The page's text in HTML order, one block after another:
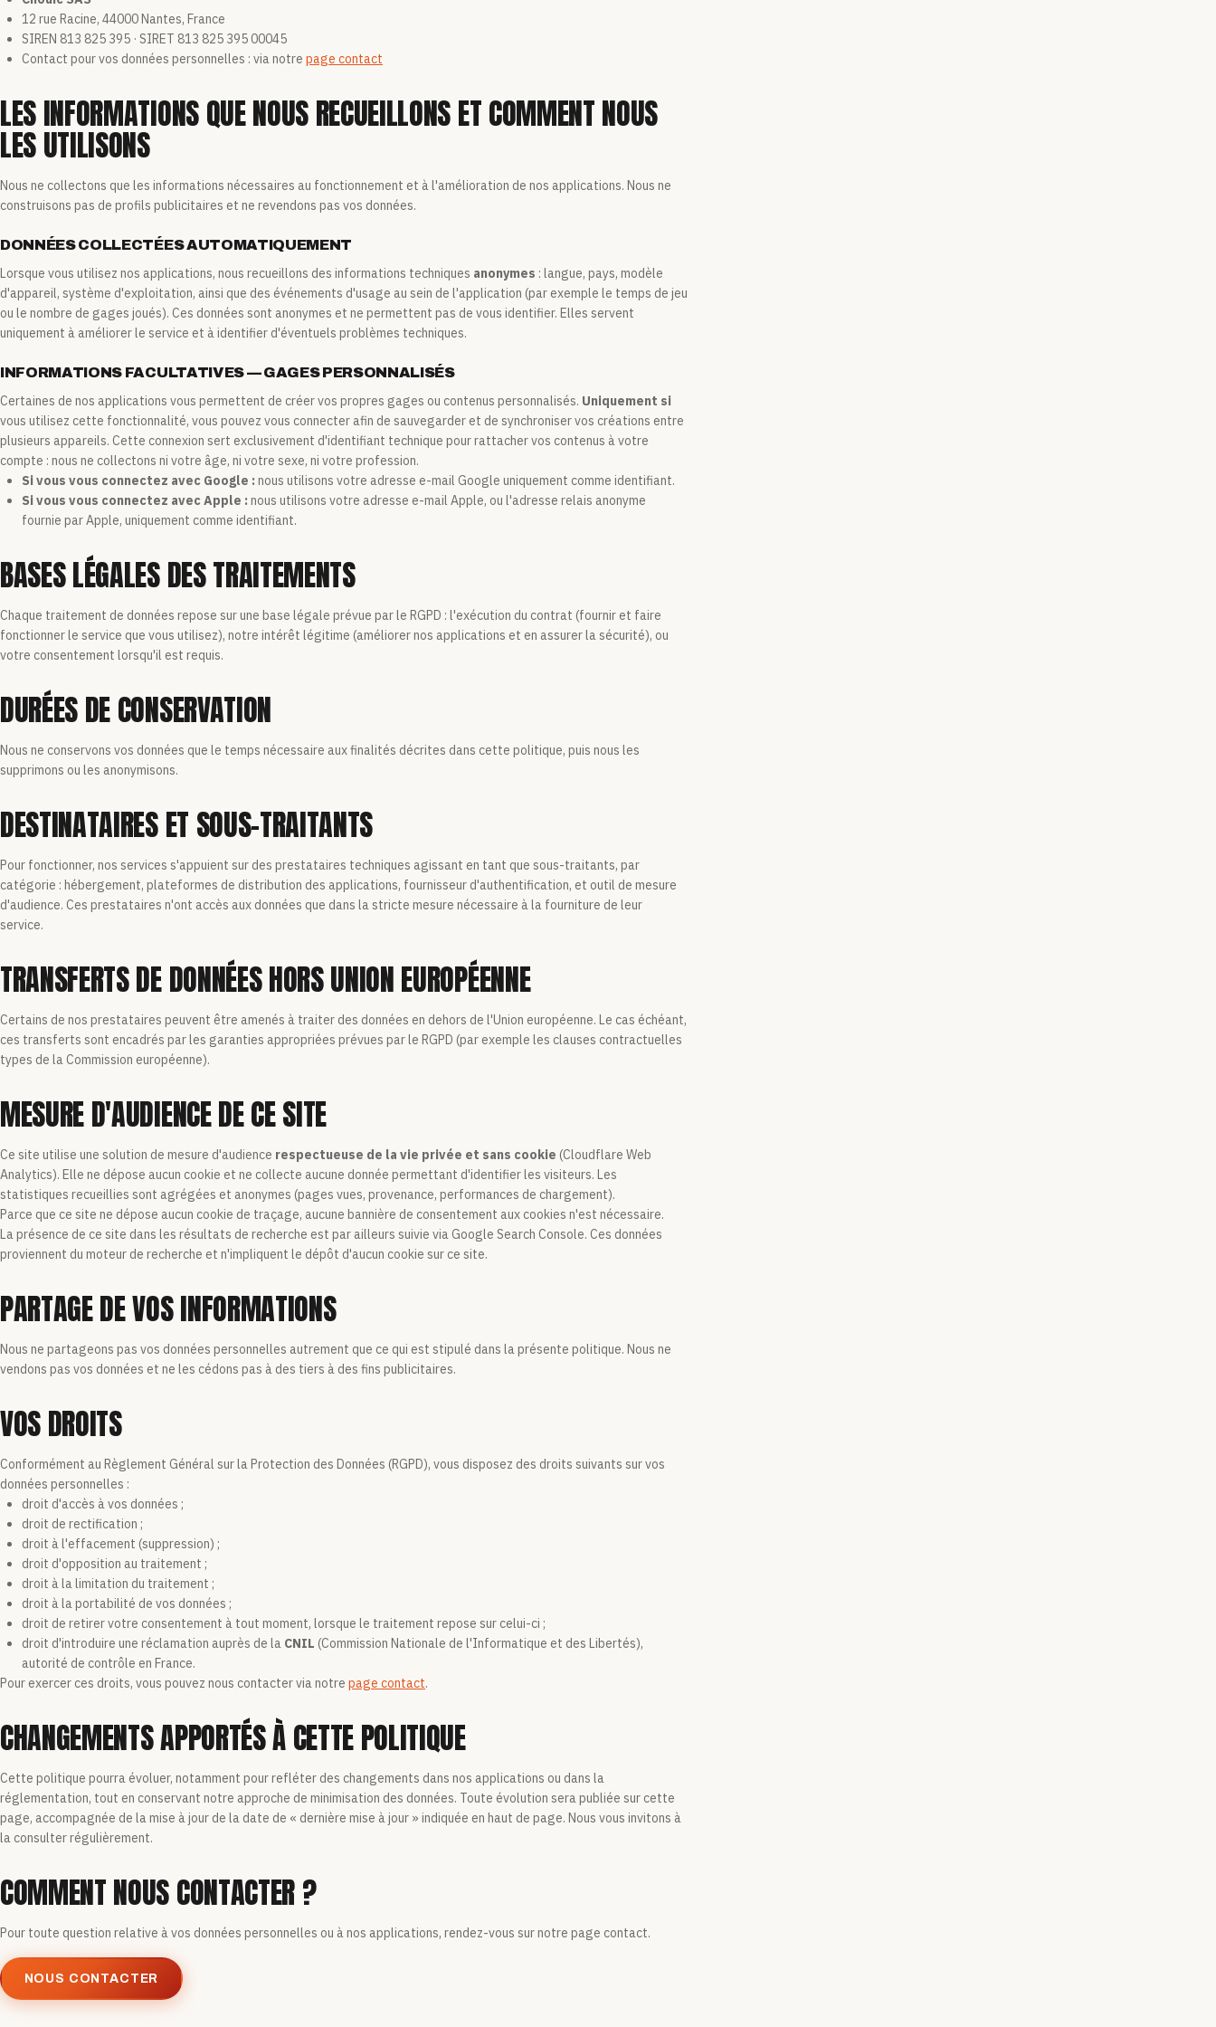
12 rue Racine, 44000 Nantes, France
SIREN 813 825 395 · SIRET 813 825 395 00045
Contact pour vos données personnelles : via notre page contact
LES INFORMATIONS QUE NOUS RECUEILLONS ET COMMENT NOUS
LES UTILISONS
Nous ne collectons que les informations nécessaires au fonctionnement et à l'amélioration de nos applications. Nous ne
construisons pas de profils publicitaires et ne revendons pas vos données.
DONNÉES COLLECTÉES AUTOMATIQUEMENT
Lorsque vous utilisez nos applications, nous recueillons des informations techniques anonymes : langue, pays, modèle
d'appareil, système d'exploitation, ainsi que des événements d'usage au sein de l'application (par exemple le temps de jeu
ou le nombre de gages joués). Ces données sont anonymes et ne permettent pas de vous identifier. Elles servent
uniquement à améliorer le service et à identifier d'éventuels problèmes techniques.
INFORMATIONS FACULTATIVES — GAGES PERSONNALISÉS
Certaines de nos applications vous permettent de créer vos propres gages ou contenus personnalisés. Uniquement si
vous utilisez cette fonctionnalité, vous pouvez vous connecter afin de sauvegarder et de synchroniser vos créations entre
plusieurs appareils. Cette connexion sert exclusivement d'identifiant technique pour rattacher vos contenus à votre
compte : nous ne collectons ni votre âge, ni votre sexe, ni votre profession.
Si vous vous connectez avec Google : nous utilisons votre adresse e-mail Google uniquement comme identifiant.
Si vous vous connectez avec Apple : nous utilisons votre adresse e-mail Apple, ou l'adresse relais anonyme
fournie par Apple, uniquement comme identifiant.
BASES LÉGALES DES TRAITEMENTS
Chaque traitement de données repose sur une base légale prévue par le RGPD : l'exécution du contrat (fournir et faire
fonctionner le service que vous utilisez), notre intérêt légitime (améliorer nos applications et en assurer la sécurité), ou
votre consentement lorsqu'il est requis.
DURÉES DE CONSERVATION
Nous ne conservons vos données que le temps nécessaire aux finalités décrites dans cette politique, puis nous les
supprimons ou les anonymisons.
DESTINATAIRES ET SOUS-TRAITANTS
Pour fonctionner, nos services s'appuient sur des prestataires techniques agissant en tant que sous-traitants, par
catégorie : hébergement, plateformes de distribution des applications, fournisseur d'authentification, et outil de mesure
d'audience. Ces prestataires n'ont accès aux données que dans la stricte mesure nécessaire à la fourniture de leur
service.
TRANSFERTS DE DONNÉES HORS UNION EUROPÉENNE
Certains de nos prestataires peuvent être amenés à traiter des données en dehors de l'Union européenne. Le cas échéant,
ces transferts sont encadrés par les garanties appropriées prévues par le RGPD (par exemple les clauses contractuelles
types de la Commission européenne).
MESURE D'AUDIENCE DE CE SITE
Ce site utilise une solution de mesure d'audience respectueuse de la vie privée et sans cookie (Cloudflare Web
Analytics). Elle ne dépose aucun cookie et ne collecte aucune donnée permettant d'identifier les visiteurs. Les
statistiques recueillies sont agrégées et anonymes (pages vues, provenance, performances de chargement).
Parce que ce site ne dépose aucun cookie de traçage, aucune bannière de consentement aux cookies n'est nécessaire.
La présence de ce site dans les résultats de recherche est par ailleurs suivie via Google Search Console. Ces données
proviennent du moteur de recherche et n'impliquent le dépôt d'aucun cookie sur ce site.
PARTAGE DE VOS INFORMATIONS
Nous ne partageons pas vos données personnelles autrement que ce qui est stipulé dans la présente politique. Nous ne
vendons pas vos données et ne les cédons pas à des tiers à des fins publicitaires.
VOS DROITS
Conformément au Règlement Général sur la Protection des Données (RGPD), vous disposez des droits suivants sur vos
données personnelles :
droit d'accès à vos données ;
droit de rectification ;
droit à l'effacement (suppression) ;
droit d'opposition au traitement ;
droit à la limitation du traitement ;
droit à la portabilité de vos données ;
droit de retirer votre consentement à tout moment, lorsque le traitement repose sur celui-ci ;
droit d'introduire une réclamation auprès de la CNIL (Commission Nationale de l'Informatique et des Libertés),
autorité de contrôle en France.
Pour exercer ces droits, vous pouvez nous contacter via notre page contact.
CHANGEMENTS APPORTÉS À CETTE POLITIQUE
Cette politique pourra évoluer, notamment pour refléter des changements dans nos applications ou dans la
réglementation, tout en conservant notre approche de minimisation des données. Toute évolution sera publiée sur cette
page, accompagnée de la mise à jour de la date de « dernière mise à jour » indiquée en haut de page. Nous vous invitons à
la consulter régulièrement.
COMMENT NOUS CONTACTER ?
Pour toute question relative à vos données personnelles ou à nos applications, rendez-vous sur notre page contact.
NOUS CONTACTER